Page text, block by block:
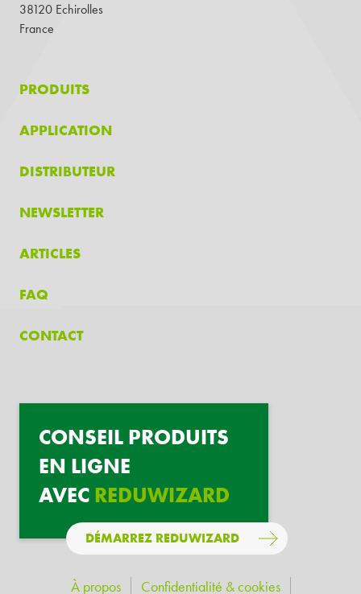
38120 Echirolles
France
PRODUITS
APPLICATION
DISTRIBUTEUR
NEWSLETTER
ARTICLES
FAQ
CONTACT
CONSEIL PRODUITS
EN LIGNE
AVEC REDUWIZARD
DÉMARREZ REDUWIZARD
À propos Confidentialité & cookies